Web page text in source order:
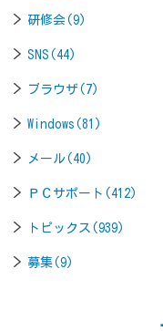
研修会(9)
SNS(44)
ブラウザ(7)
Windows(81)
メール(40)
ＰＣサポート(412)
トピックス(939)
募集(9)